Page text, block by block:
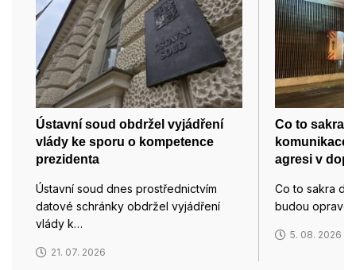
Ústavní soud obdržel vyjádření
vlády ke sporu o kompetence
prezidenta
Ústavní soud dnes prostřednictvím
datové schránky obdržel vyjádření
vlády k…
21. 07. 2026
Co to sakra
komunikace
agresi v
Co to sakra
budou
5. 08. 2026